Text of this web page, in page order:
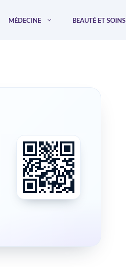
MÉDECINE BEAUTÉ ET SOINS